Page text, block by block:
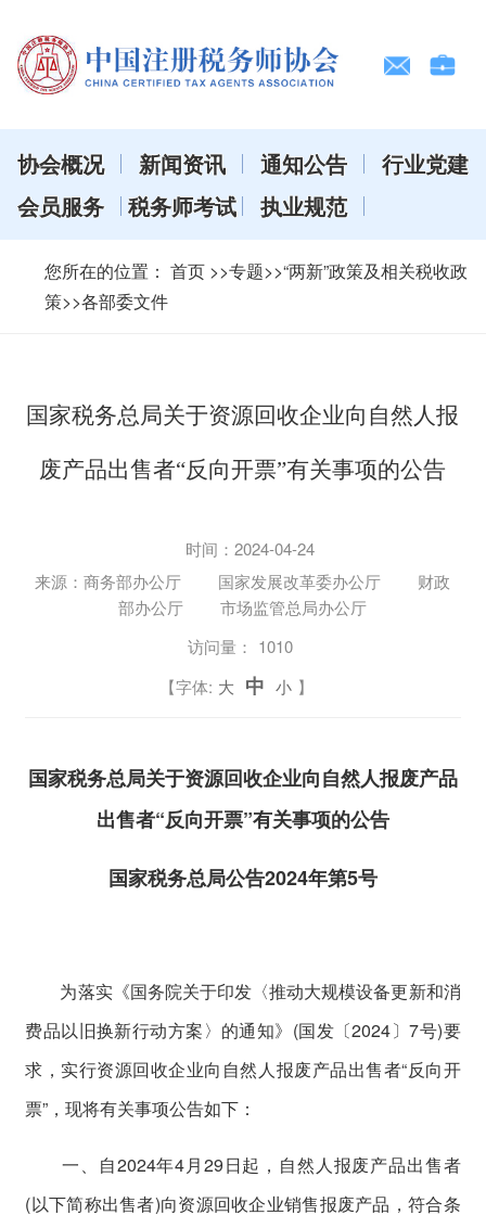
协会概况 新闻资讯 通知公告
行业党建
会员服务
税务师考试 执业规范
您所在的位置： 首页 >>专题>>“两新”政策及相关税收政
策>>各部委文件
国家税务总局关于资源回收企业向自然人报
废产品出售者“反向开票”有关事项的公告
时间：2024-04-24
来源：商务部办公厅 国家发展改革委办公厅 财政
部办公厅 市场监管总局办公厅
访问量： 1010
【字体: 大 中 小 】
国家税务总局关于资源回收企业向自然人报废产品
出售者“反向开票”有关事项的公告
国家税务总局公告2024年第5号
为落实《国务院关于印发〈推动大规模设备更新和消
费品以旧换新行动方案〉的通知》(国发〔2024〕7号)要
求，实行资源回收企业向自然人报废产品出售者“反向开
票”，现将有关事项公告如下：
一、自2024年4月29日起，自然人报废产品出售者
(以下简称出售者)向资源回收企业销售报废产品，符合条